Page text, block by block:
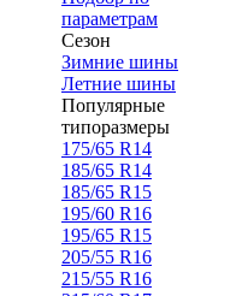
параметрам
Сезон
Зимние шины
Летние шины
Популярные
типоразмеры
175/65 R14
185/65 R14
185/65 R15
195/60 R16
195/65 R15
205/55 R16
215/55 R16